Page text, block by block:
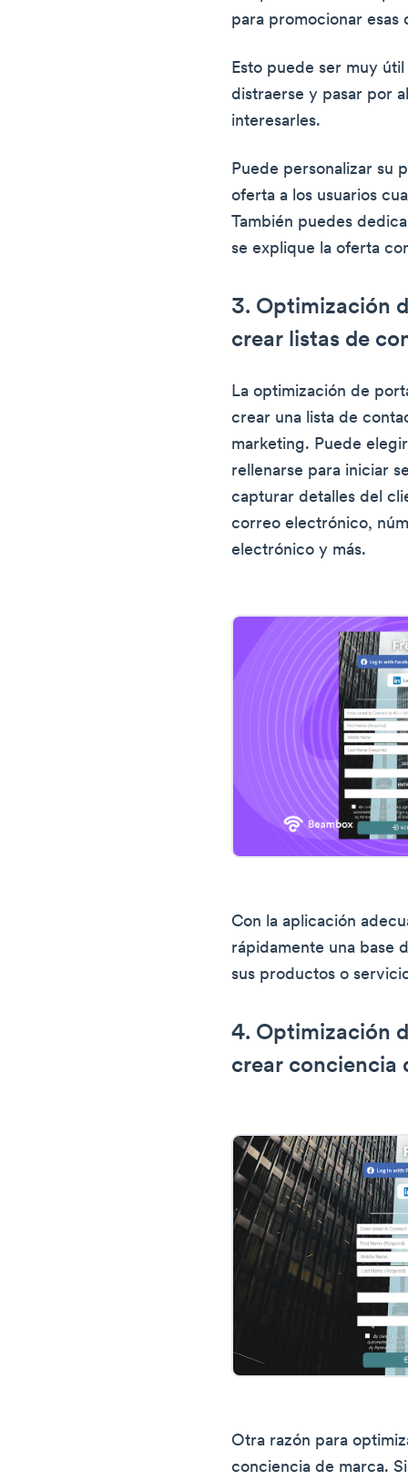
para promocionar esas
Esto puede ser muy
distraerse y pasar por
interesarles.
Puede personalizar su
oferta a los usuarios
También puedes
se explique la oferta
3. Optimización
crear listas de
La optimización de
crear una lista de
marketing. Puede
rellenarse para iniciar
capturar detalles del
correo electrónico,
electrónico y más.
Con la aplicación
rápidamente una base
sus productos o
4. Optimización
crear conciencia
Otra razón para
conciencia de marca.